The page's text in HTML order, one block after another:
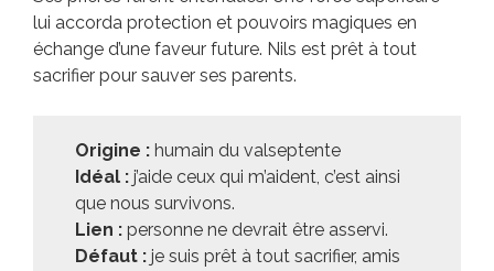
lui accorda protection et pouvoirs magiques en
échange d’une faveur future. Nils est prêt à tout
sacrifier pour sauver ses parents.
Origine : humain du valseptente
Idéal : j’aide ceux qui m’aident, c’est ainsi
que nous survivons.
Lien : personne ne devrait être asservi.
Défaut : je suis prêt à tout sacrifier, amis